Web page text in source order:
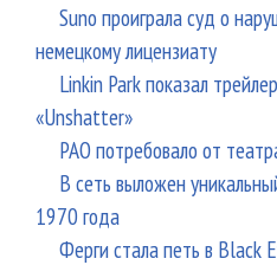
Suno проиграла суд о
немецкому лицензиату
Linkin Park показал
«Unshatter»
РАО потребовало от
В сеть выложен
1970 года
Ферги стала петь в Black